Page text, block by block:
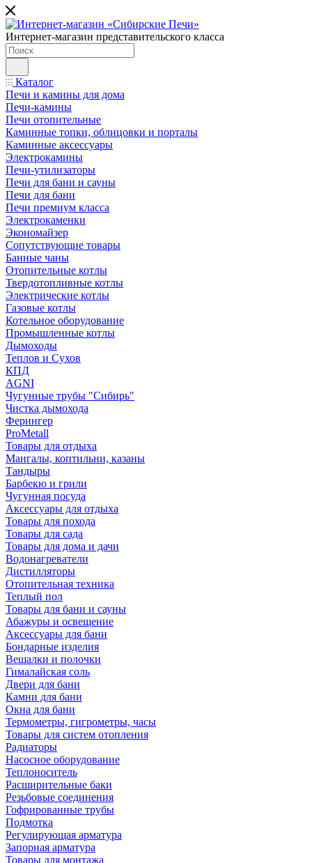
Интернет-магазин представительского класса
Каталог
Печи и камины для дома
Печи-камины
Печи отопительные
Каминные топки, облицовки и порталы
Каминные аксессуары
Электрокамины
Печи-утилизаторы
Печи для бани и сауны
Печи для бани
Печи премиум класса
Электрокаменки
Экономайзер
Сопутствующие товары
Банные чаны
Отопительные котлы
Твердотопливные котлы
Электрические котлы
Газовые котлы
Котельное оборудование
Промышленные котлы
Дымоходы
Теплов и Сухов
КПД
AGNI
Чугунные трубы "Сибирь"
Чистка дымохода
Ферингер
ProMetall
Товары для отдыха
Мангалы, коптильни, казаны
Тандыры
Барбекю и грили
Чугунная посуда
Аксессуары для отдыха
Товары для похода
Товары для сада
Товары для дома и дачи
Водонагреватели
Дистилляторы
Отопительная техника
Теплый пол
Товары для бани и сауны
Абажуры и освещение
Аксессуары для бани
Бондарные изделия
Вешалки и полочки
Гималайская соль
Двери для бани
Камни для бани
Окна для бани
Термометры, гигрометры, часы
Товары для систем отопления
Радиаторы
Насосное оборудование
Теплоноситель
Расширительные баки
Резьбовые соединения
Гофрированные трубы
Подмотка
Регулирующая арматура
Запорная арматура
Товары для монтажа